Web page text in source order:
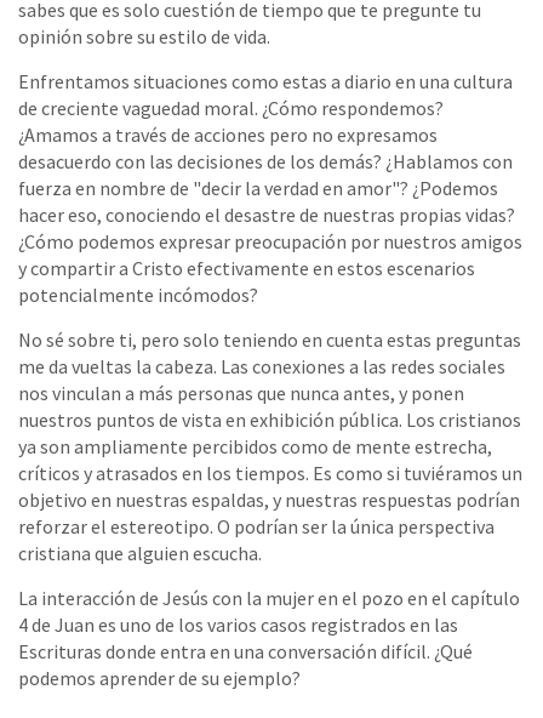
sabes que es solo cuestión de tiempo que te pregunte tu
opinión sobre su estilo de vida.
Enfrentamos situaciones como estas a diario en una cultura
de creciente vaguedad moral. ¿Cómo respondemos?
¿Amamos a través de acciones pero no expresamos
desacuerdo con las decisiones de los demás? ¿Hablamos con
fuerza en nombre de "decir la verdad en amor"? ¿Podemos
hacer eso, conociendo el desastre de nuestras propias vidas?
¿Cómo podemos expresar preocupación por nuestros amigos
y compartir a Cristo efectivamente en estos escenarios
potencialmente incómodos?
No sé sobre ti, pero solo teniendo en cuenta estas preguntas
me da vueltas la cabeza. Las conexiones a las redes sociales
nos vinculan a más personas que nunca antes, y ponen
nuestros puntos de vista en exhibición pública. Los cristianos
ya son ampliamente percibidos como de mente estrecha,
críticos y atrasados ​​en los tiempos. Es como si tuviéramos un
objetivo en nuestras espaldas, y nuestras respuestas podrían
reforzar el estereotipo. O podrían ser la única perspectiva
cristiana que alguien escucha.
La interacción de Jesús con la mujer en el pozo en el capítulo
4 de Juan es uno de los varios casos registrados en las
Escrituras donde entra en una conversación difícil. ¿Qué
podemos aprender de su ejemplo?